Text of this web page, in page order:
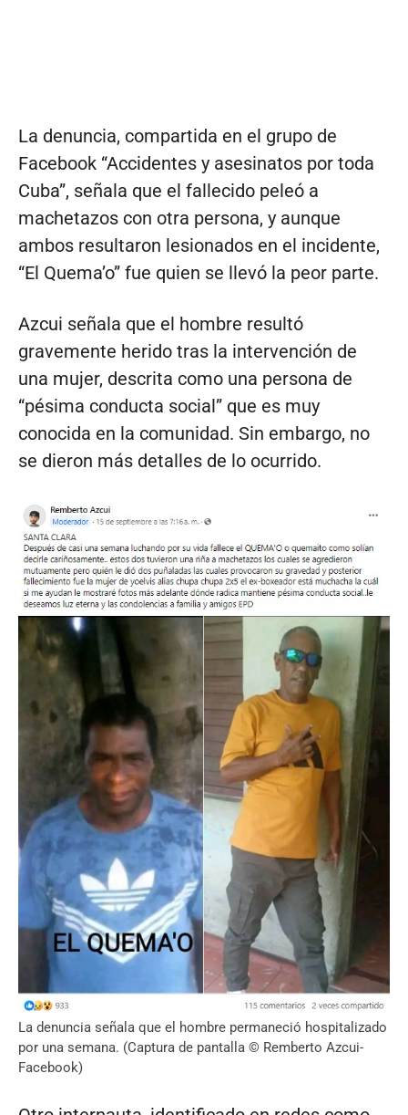
La denuncia, compartida en el grupo de
Facebook “Accidentes y asesinatos por toda
Cuba”, señala que el fallecido peleó a
machetazos con otra persona, y aunque
ambos resultaron lesionados en el incidente,
“El Quema’o” fue quien se llevó la peor parte.
Azcui señala que el hombre resultó
gravemente herido tras la intervención de
una mujer, descrita como una persona de
“pésima conducta social” que es muy
conocida en la comunidad. Sin embargo, no
se dieron más detalles de lo ocurrido.
La denuncia señala que el hombre permaneció hospitalizado
por una semana. (Captura de pantalla © Remberto Azcui-
Facebook)